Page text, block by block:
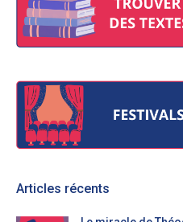
Articles récents